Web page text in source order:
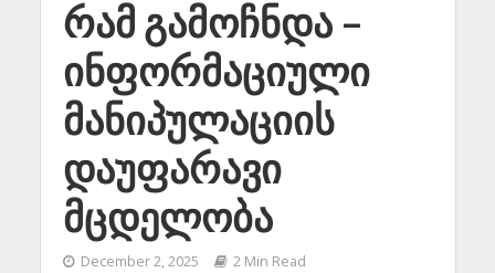
რამ გამოჩნდა –
ინფორმაციული
მანიპულაციის
დაუფარავი
მცდელობა
December 2, 2025 2 Min Read